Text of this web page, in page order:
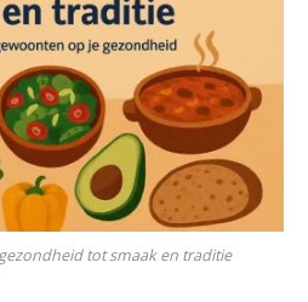
tot smaak en traditie